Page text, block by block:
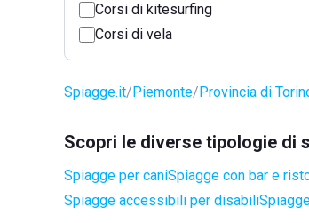
Corsi di kitesurfing
Corsi di vela
Spiagge.it Piemonte Provincia di
Scopri le diverse tipologie di
Spiagge per caniSpiagge con bar e
Spiagge accessibili per disabili